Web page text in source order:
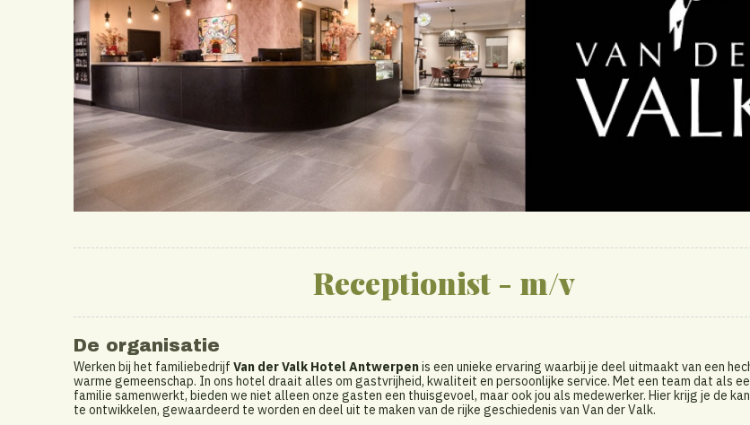
Receptionist - m/v
De organisatie
Werken bij het familiebedrijf Van der Valk Hotel Antwerpenis een unieke ervaring waarbij je deel uitmaakt van een
warme gemeenschap. In ons hotel draait alles om gastvrijheid, kwaliteit en persoonlijke service. Met een team dat als
familie samenwerkt, bieden we niet alleen onze gasten een thuisgevoel, maar ook jou als medewerker. Hier krijg je de
te ontwikkelen, gewaardeerd te worden en deel uit te maken van de rijke geschiedenis van Van der Valk.